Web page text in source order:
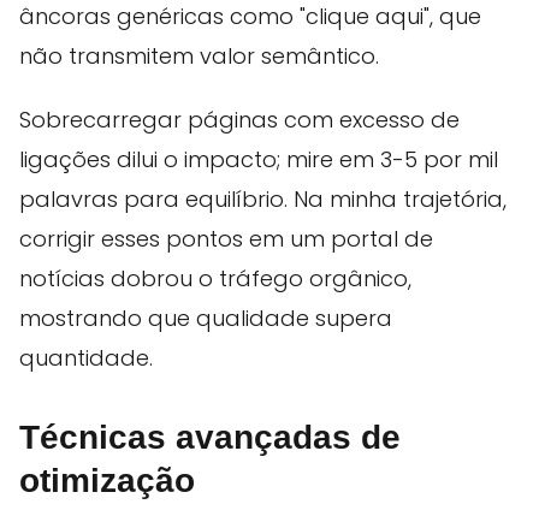
âncoras genéricas como "clique aqui", que
não transmitem valor semântico.
Sobrecarregar páginas com excesso de
ligações dilui o impacto; mire em 3-5 por mil
palavras para equilíbrio. Na minha trajetória,
corrigir esses pontos em um portal de
notícias dobrou o tráfego orgânico,
mostrando que qualidade supera
quantidade.
Técnicas avançadas de
otimização